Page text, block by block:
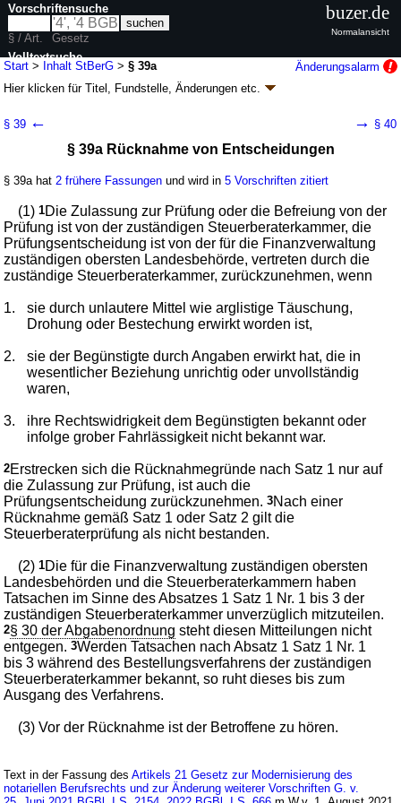
Start > Inhalt StBerG >§ 39a
Änderungsalarm
Hier klicken fürTitel, Fundstelle, Änderungen etc.
G. v. 29.06.2026BGBl. 2026 I Nr. 197
57 weitere Fassungen | wird in 215 Vorschriften zitiert
Zweiter Teil Steuerberaterordnung
Zweiter Abschnitt Voraussetzungen für die
Berufsausübung
Erster Unterabschnitt Persönliche Voraussetzungen
§ 39 ← → § 40
§ 39a Rücknahme von Entscheidungen
§ 39a hat 2 frühere Fassungen und wird in5 Vorschriften zitiert
(1)1Die Zulassung zur Prüfung oder die Befreiung von der
Prüfung ist von der zuständigen Steuerberaterkammer, die
Prüfungsentscheidung ist von der für die Finanzverwaltung
zuständigen obersten Landesbehörde, vertreten durch die
zuständige Steuerberaterkammer, zurückzunehmen, wenn
1.
sie durch unlautere Mittel wie arglistige Täuschung,
Drohung oder Bestechung erwirkt worden ist,
2.
sie der Begünstigte durch Angaben erwirkt hat, die in
wesentlicher Beziehung unrichtig oder unvollständig
waren,
3.
ihre Rechtswidrigkeit dem Begünstigten bekannt oder
infolge grober Fahrlässigkeit nicht bekannt war.
2Erstrecken sich die Rücknahmegründe nach Satz 1 nur auf
die Zulassung zur Prüfung, ist auch die
Prüfungsentscheidung zurückzunehmen.3Nach einer
Rücknahme gemäß Satz 1 oder Satz 2 gilt die
Steuerberaterprüfung als nicht bestanden.
(2)1Die für die Finanzverwaltung zuständigen obersten
Landesbehörden und die Steuerberaterkammern haben
Tatsachen im Sinne des Absatzes 1 Satz 1 Nr. 1 bis 3 der
zuständigen Steuerberaterkammer unverzüglich mitzuteilen.
2§ 30 der Abgabenordnung steht diesen Mitteilungen nicht
entgegen.3Werden Tatsachen nach Absatz 1 Satz 1 Nr. 1
bis 3 während des Bestellungsverfahrens der zuständigen
Steuerberaterkammer bekannt, so ruht dieses bis zum
Ausgang des Verfahrens.
(3) Vor der Rücknahme ist der Betroffene zu hören.
Text in der Fassung desArtikels 21 Gesetz zur Modernisierung des
notariellen Berufsrechts und zur Änderung weiterer Vorschriften G. v.
Vorschriftensuche
§ / Art.
Gesetz
Volltextsuche
nur in StBerG
buzer.de
Normalansicht